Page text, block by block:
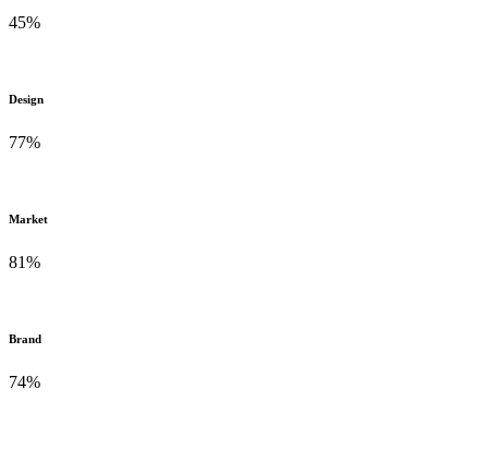
45%
Design
77%
Market
81%
Brand
74%